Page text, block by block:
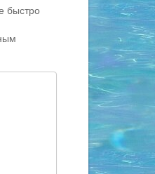
быстро